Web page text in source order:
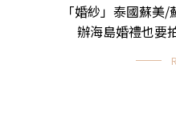
主題穿搭
「婚紗」泰國蘇美
辦海島婚禮也要